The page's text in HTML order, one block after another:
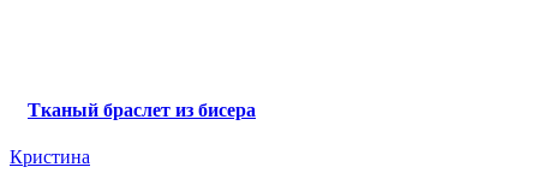
Тканый браслет из бисера
Кристина